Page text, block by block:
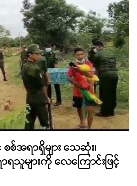
ရာရှိများ သေဆုံး၊
သူများကို လေကြောင်းဖြင့်